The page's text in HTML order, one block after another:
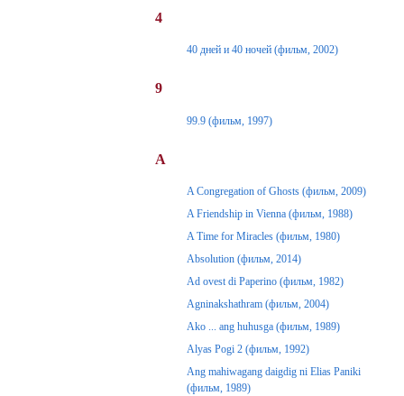
4
40 дней и 40 ночей (фильм, 2002)
9
99.9 (фильм, 1997)
A
A Congregation of Ghosts (фильм, 2009)
A Friendship in Vienna (фильм, 1988)
A Time for Miracles (фильм, 1980)
Absolution (фильм, 2014)
Ad ovest di Paperino (фильм, 1982)
Agninakshathram (фильм, 2004)
Ako ... ang huhusga (фильм, 1989)
Alyas Pogi 2 (фильм, 1992)
Ang mahiwagang daigdig ni Elias Paniki
(фильм, 1989)